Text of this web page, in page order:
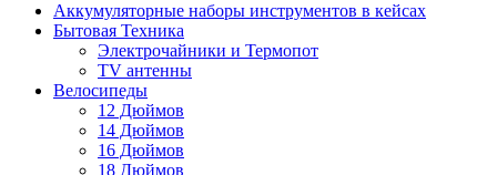
Аккумуляторные наборы инструментов в кейсах
Бытовая Техника
Электрочайники и Термопот
TV антенны
Велосипеды
12 Дюймов
14 Дюймов
16 Дюймов
18 Дюймов